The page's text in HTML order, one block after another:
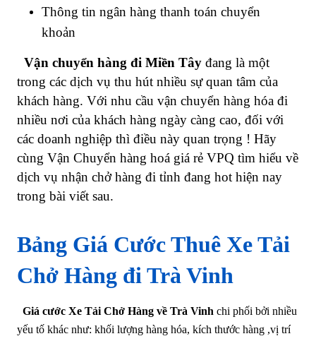
Thông tin ngân hàng thanh toán chuyển
khoản
Vận chuyển hàng đi Miền Tây đang là một
trong các dịch vụ thu hút nhiều sự quan tâm của
khách hàng. Với nhu cầu vận chuyển hàng hóa đi
nhiều nơi của khách hàng ngày càng cao, đối với
các doanh nghiệp thì điều này quan trọng ! Hãy
cùng Vận Chuyển hàng hoá giá rẻ VPQ tìm hiểu về
dịch vụ nhận chở hàng đi tỉnh đang hot hiện nay
trong bài viết sau.
Bảng Giá Cước Thuê Xe Tải
Chở Hàng đi Trà Vinh
Giá cước Xe Tải Chở Hàng về Trà Vinh chi phối bởi nhiều
yếu tố khác như: khối lượng hàng hóa, kích thước hàng ,vị trí